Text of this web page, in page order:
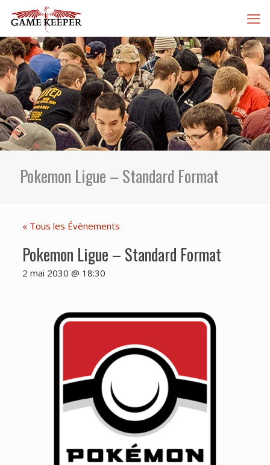
Pokemon Ligue – Standard Format
« Tous les Évènements
Pokemon Ligue – Standard Format
2 mai 2030 @ 18:30